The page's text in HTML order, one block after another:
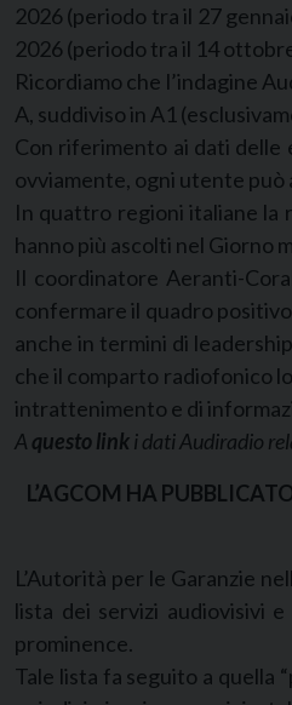
2026 (periodo tra il 27
2026 (periodo tra il 14
Ricordiamo che l’indagine
A, suddiviso in A1
Con riferimento ai dati delle
ovviamente, ogni utente può
In quattro regioni italiane la
hanno più ascolti nel Giorno
Il coordinatore Aeranti-
confermare il quadro
anche in termini di
che il comparto radiofonico
intrattenimento e di
A questo linki dati Audiradio
L’AGCOM HA
L’Autorità per le Garanzie
lista dei servizi audiovisivi
prominence.
Tale lista fa seguito a quella